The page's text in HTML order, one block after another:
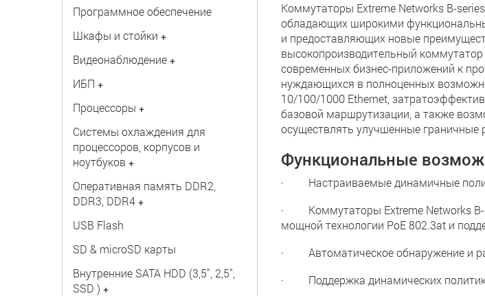
Программное обеспечение
Шкафы и стойки +
Видеонаблюдение +
ИБП +
Процессоры +
Системы охлаждения для
процессоров, корпусов и
ноутбуков +
Оперативная память DDR2,
DDR3, DDR4 +
USB Flash
SD & microSD карты
Внутренние SATA HDD (3,5", 2,5",
SSD ) +
Коммутаторы Extreme Networks B-
обладающих широкими
и предоставляющих новые
высокопроизводительный
современных бизнес-приложений к
нуждающихся в полноценных
10/100/1000 Ethernet,
базовой маршрутизации, а также
осуществлять улучшенные граничные
Функциональные
· Настраиваемые динамичные
· Коммутаторы Extreme Networks B-
мощной технологии PoE 802.3at и
· Автоматическое обнаружение и
· Поддержка динамических политик